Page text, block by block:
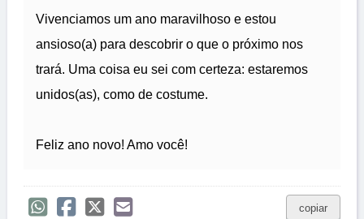
Vivenciamos um ano maravilhoso e estou
ansioso(a) para descobrir o que o próximo nos
trará. Uma coisa eu sei com certeza: estaremos
unidos(as), como de costume.
Feliz ano novo! Amo você!
copiar